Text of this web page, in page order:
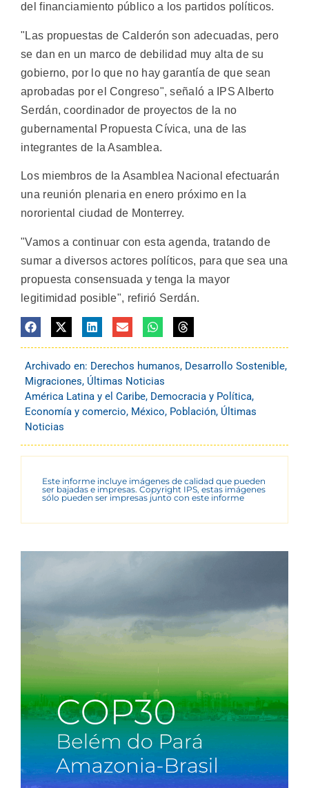
del financiamiento público a los partidos políticos.
"Las propuestas de Calderón son adecuadas, pero
se dan en un marco de debilidad muy alta de su
gobierno, por lo que no hay garantía de que sean
aprobadas por el Congreso", señaló a IPS Alberto
Serdán, coordinador de proyectos de la no
gubernamental Propuesta Cívica, una de las
integrantes de la Asamblea.
Los miembros de la Asamblea Nacional efectuarán
una reunión plenaria en enero próximo en la
nororiental ciudad de Monterrey.
"Vamos a continuar con esta agenda, tratando de
sumar a diversos actores políticos, para que sea una
propuesta consensuada y tenga la mayor
legitimidad posible", refirió Serdán.
Archivado en: Derechos humanos, Desarrollo Sostenible,
Migraciones, Últimas Noticias
América Latina y el Caribe, Democracia y Política,
Economía y comercio, México, Población, Últimas
Noticias
Este informe incluye imágenes de calidad que pueden
ser bajadas e impresas. Copyright IPS, estas imágenes
sólo pueden ser impresas junto con este informe